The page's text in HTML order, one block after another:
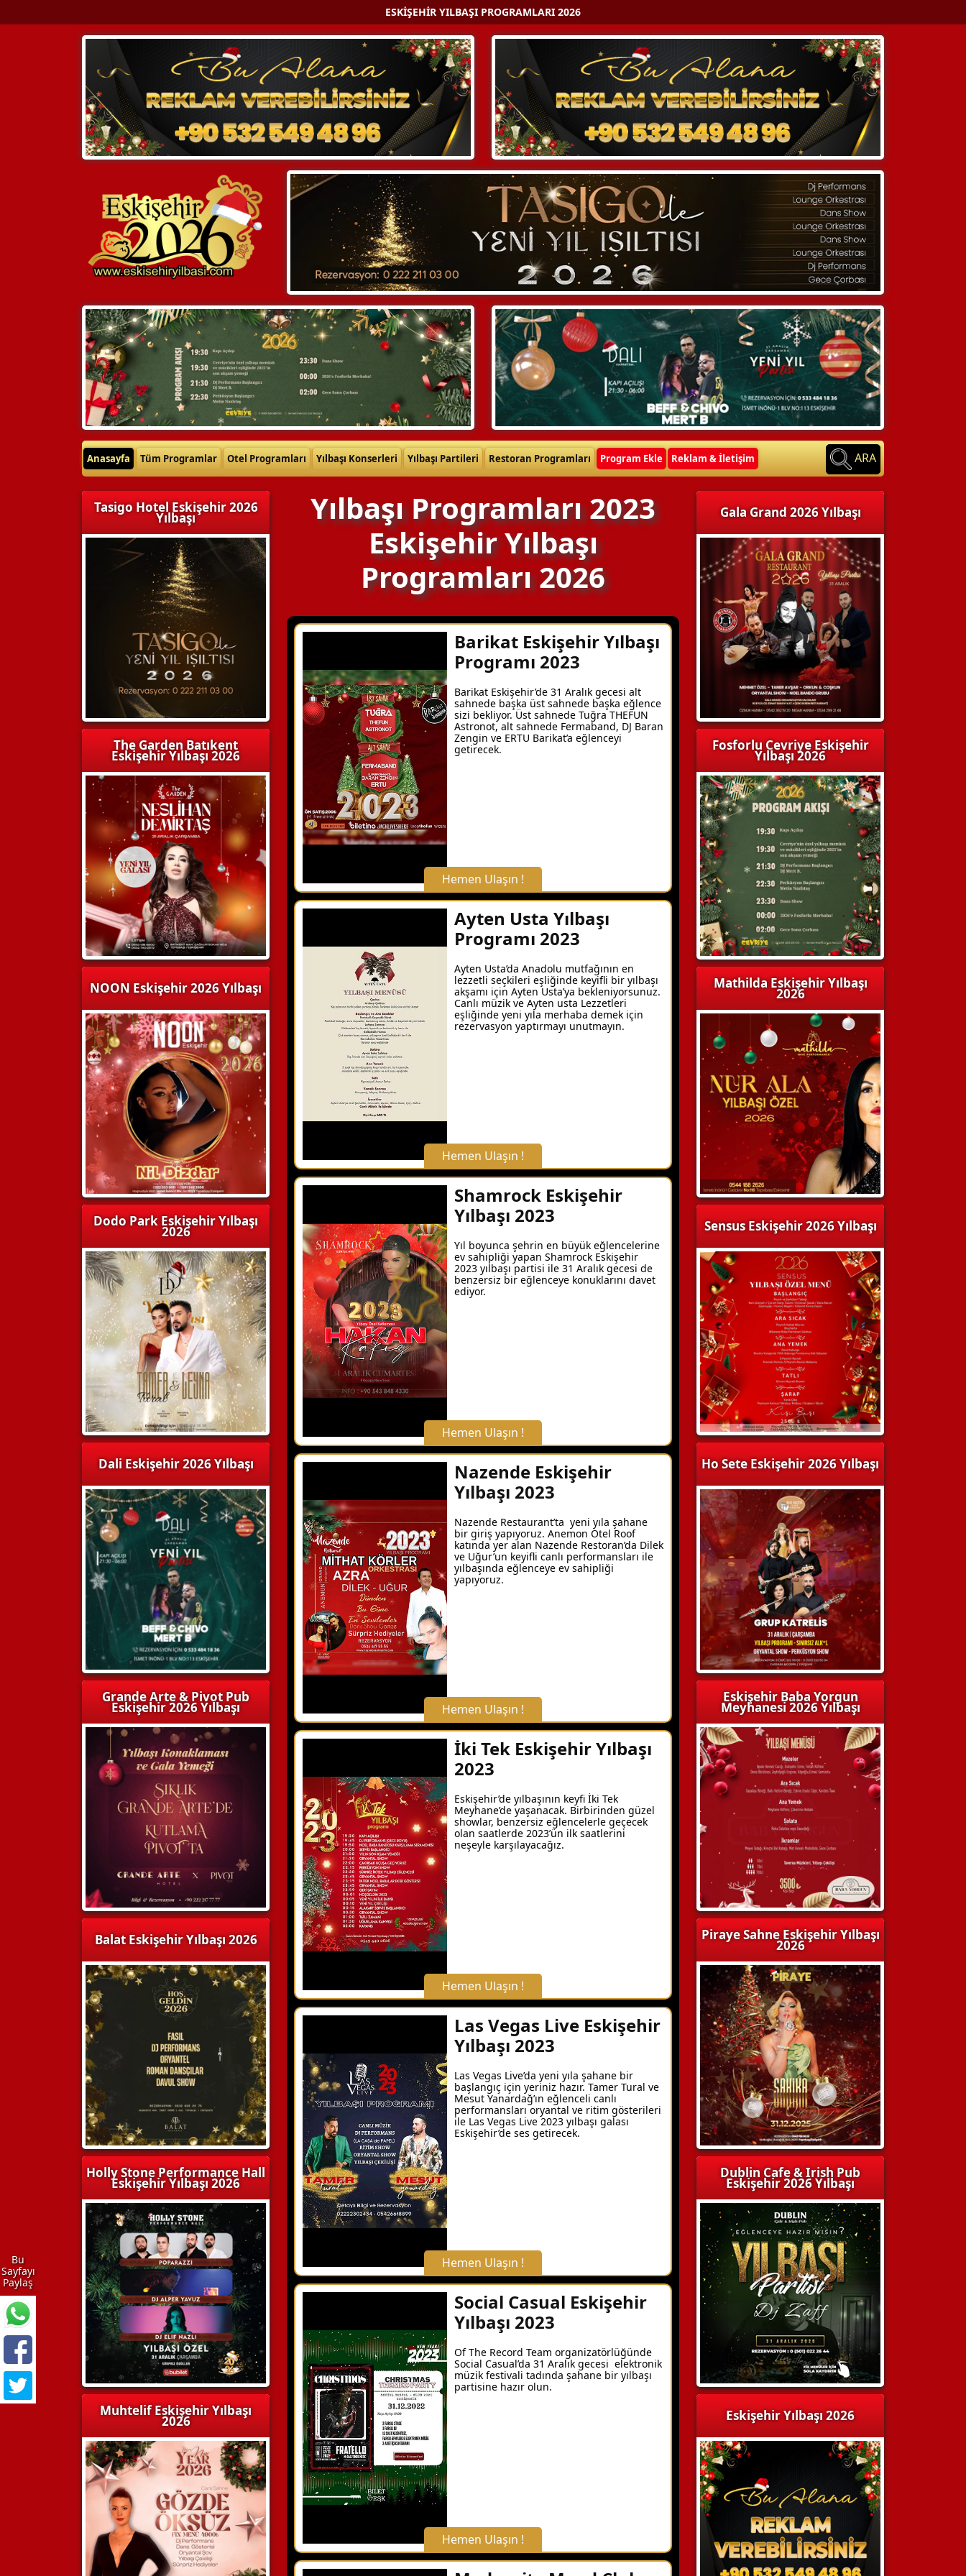
ESKIŞEHIR YILBAŞI PROGRAMLARI 2026
Anasayfa Tüm Programlar Otel Programları Yılbaşı Konserleri Yılbaşı Partileri Restoran Programları Program Ekle Reklam & İletişim ARA
Tasigo Hotel Eskişehir 2026
Yılbaşı
The Garden Batıkent
Eskişehir Yılbaşı 2026
NOON Eskişehir 2026 Yılbaşı
Dodo Park Eskişehir Yılbaşı
2026
Dali Eskişehir 2026 Yılbaşı
Grande Arte & Pivot Pub
Eskişehir 2026 Yılbaşı
Balat Eskişehir Yılbaşı 2026
Holly Stone Performance Hall
Eskişehir Yılbaşı 2026
Muhtelif Eskişehir Yılbaşı
2026
Yılbaşı Programları 2023
Eskişehir Yılbaşı
Programları 2026
Barikat Eskişehir Yılbaşı
Programı 2023
Barikat Eskişehir’de 31 Aralık gecesi alt
sahnede başka üst sahnede başka eğlence
sizi bekliyor. Üst sahnede Tuğra THEFUN
Astronot, alt sahnede Fermaband, DJ Baran
Zengin ve ERTU Barikat’a eğlenceyi
getirecek.
Hemen Ulaşın !
X Kapat
WhatsApp ile Bilgi Alın
Hemen Arayın
Detaylı Bilgi Alın
Ayten Usta Yılbaşı
Programı 2023
Ayten Usta’da Anadolu mutfağının en
lezzetli seçkileri eşliğinde keyifli bir yılbaşı
akşamı için Ayten Usta’ya bekleniyorsunuz.
Canlı müzik ve Ayten usta Lezzetleri
eşliğinde yeni yıla merhaba demek için
rezervasyon yaptırmayı unutmayın.
Hemen Ulaşın !
X Kapat
Hemen Arayın
Detaylı Bilgi Alın
Shamrock Eskişehir
Yılbaşı 2023
Yıl boyunca şehrin en büyük eğlencelerine
ev sahipliği yapan Shamrock Eskişehir
2023 yılbaşı partisi ile 31 Aralık gecesi de
benzersiz bir eğlenceye konuklarını davet
ediyor.
Hemen Ulaşın !
X Kapat
Hemen Arayın
Detaylı Bilgi Alın
Nazende Eskişehir
Yılbaşı 2023
Nazende Restaurant’ta yeni yıla şahane
bir giriş yapıyoruz. Anemon Otel Roof
katında yer alan Nazende Restoran’da Dilek
ve Uğur’un keyifli canlı performansları ile
yılbaşında eğlenceye ev sahipliği
yapıyoruz.
Hemen Ulaşın !
X Kapat
WhatsApp ile Bilgi Alın
Hemen Arayın
Detaylı Bilgi Alın
İki Tek Eskişehir Yılbaşı
2023
Eskişehir’de yılbaşının keyfi İki Tek
Meyhane’de yaşanacak. Birbirinden güzel
showlar, benzersiz eğlencelerle geçecek
olan saatlerde 2023’ün ilk saatlerini
neşeyle karşılayacağız.
Hemen Ulaşın !
X Kapat
Hemen Arayın
Detaylı Bilgi Alın
Las Vegas Live Eskişehir
Yılbaşı 2023
Las Vegas Live’da yeni yıla şahane bir
başlangıç için yeriniz hazır. Tamer Tural ve
Mesut Yanardağ’ın eğlenceli canlı
performansları oryantal ve ritim gösterileri
ile Las Vegas Live 2023 yılbaşı galası
Eskişehir’de ses getirecek.
Hemen Ulaşın !
X Kapat
Hemen Arayın
Detaylı Bilgi Alın
Social Casual Eskişehir
Yılbaşı 2023
Of The Record Team organizatörlüğünde
Social Casual’da 31 Aralık gecesi elektronik
müzik festivali tadında şahane bir yılbaşı
partisine hazır olun.
Hemen Ulaşın !
X Kapat
Gala Grand 2026 Yılbaşı
Fosforlu Cevriye Eskişehir
Yılbaşı 2026
Mathilda Eskişehir Yılbaşı
2026
Sensus Eskişehir 2026 Yılbaşı
Ho Sete Eskişehir 2026 Yılbaşı
Eskişehir Baba Yorgun
Meyhanesi 2026 Yılbaşı
Piraye Sahne Eskişehir Yılbaşı
2026
Dublin Cafe & Irish Pub
Eskişehir 2026 Yılbaşı
Eskişehir Yılbaşı 2026
Bu
Sayfayı
Paylaş